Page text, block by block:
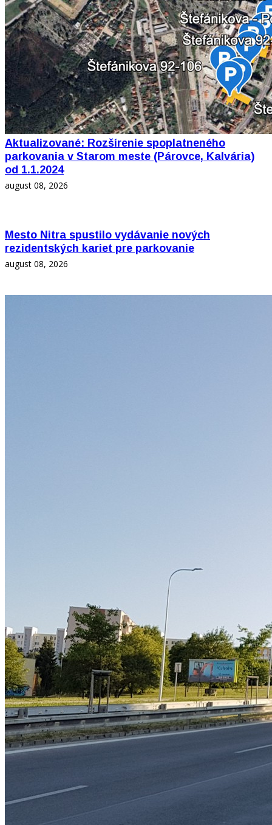
Aktualizované: Rozšírenie spoplatneného
parkovania v Starom meste (Párovce, Kalvária)
od 1.1.2024
august 08, 2026
Mesto Nitra spustilo vydávanie nových
rezidentských kariet pre parkovanie
august 08, 2026